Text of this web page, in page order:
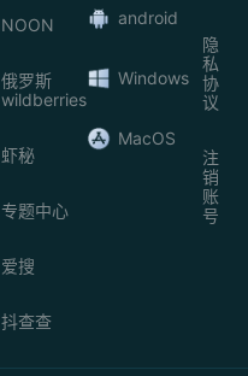
NOON
俄罗斯
wildberries
虾秘
专题中心
爱搜
抖查查
android
Windows
MacOS
隐
私
协
议
注
销
账
号